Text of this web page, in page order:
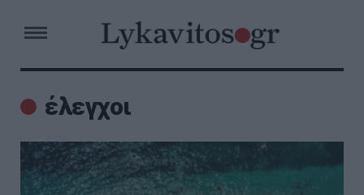
έλεγχοι